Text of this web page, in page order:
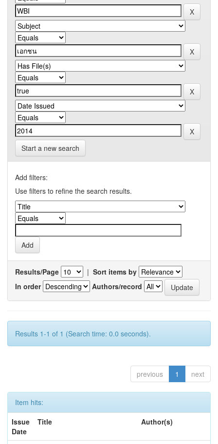
Start a new search
Add filters:
Use filters to refine the search results.
Results/Page | Sort items by
In order
Authors/record
Results 1-1 of 1 (Search time: 0.0 seconds).
previous 1 next
Item hits:
Issue
Date
Title Author(s)